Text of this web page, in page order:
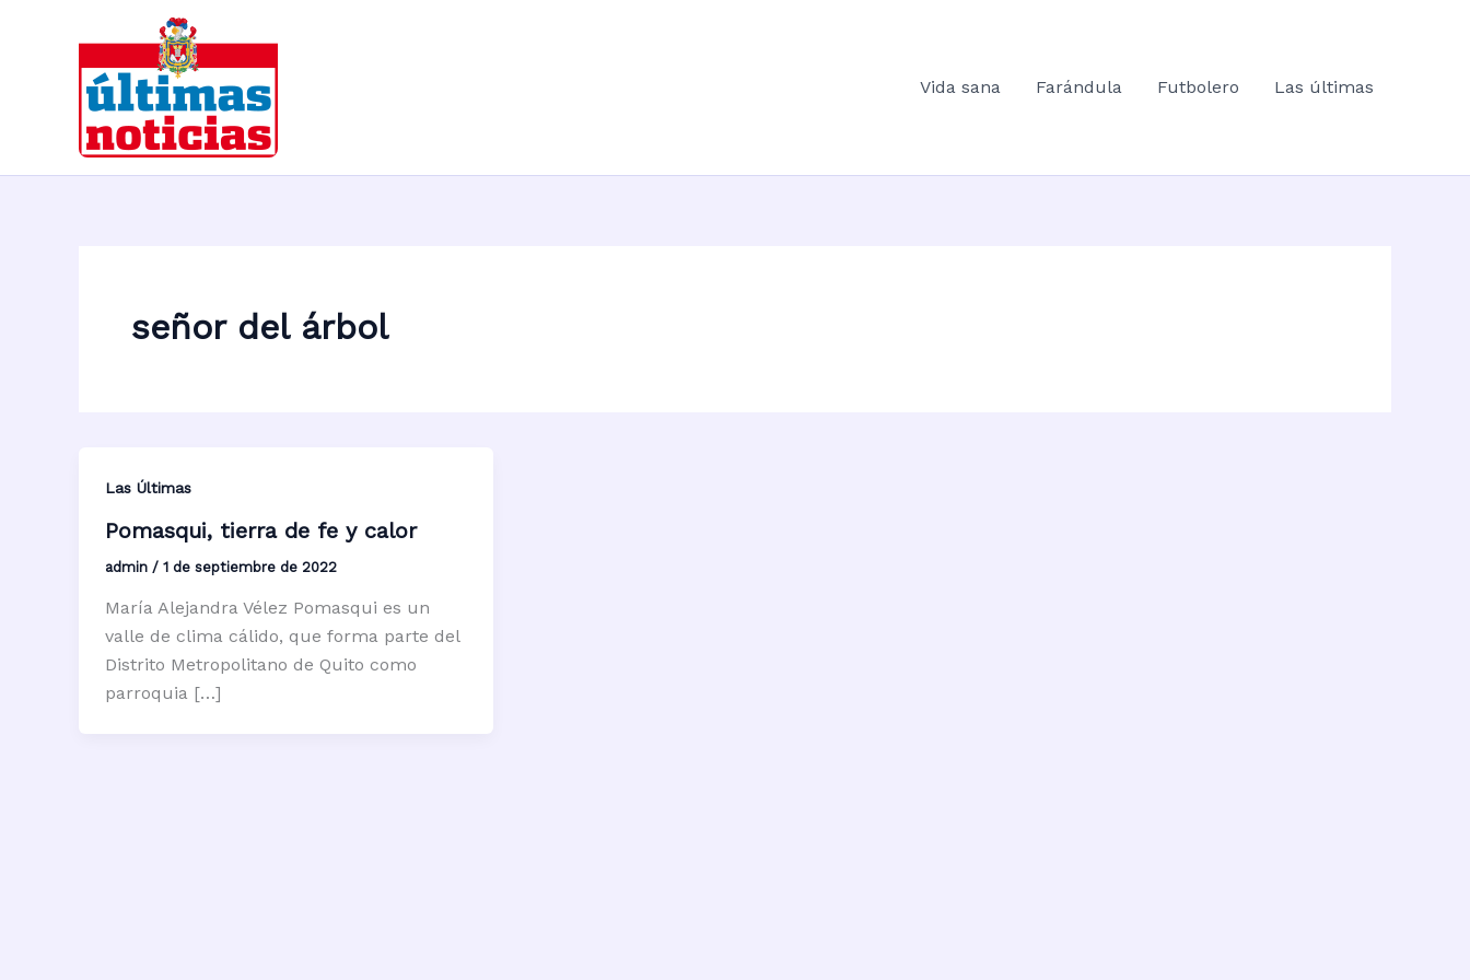
contenido
Vida sana
Farándula Futbolero Las últimas
señor del árbol
Las Últimas
Pomasqui, tierra de fe y calor
admin / 1 de septiembre de 2022
María Alejandra Vélez Pomasqui es un
valle de clima cálido, que forma parte del
Distrito Metropolitano de Quito como
parroquia […]